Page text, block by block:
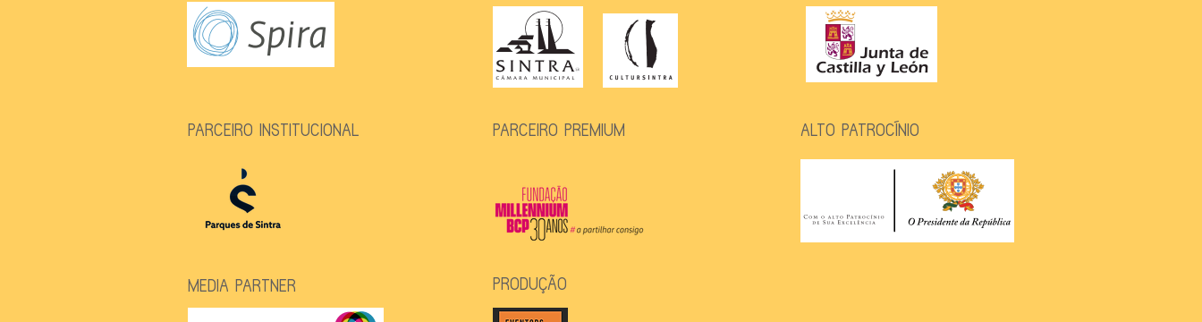
PARCEIRO INSTITUCIONAL PARCEIRO PREMIUM ALTO PATROCÍNIO
MEDIA PARTNER PRODUÇÃO